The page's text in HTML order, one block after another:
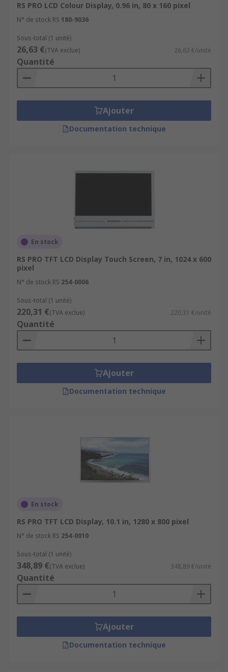
RS PRO LCD Colour Display, 0.96 in, 80 x 160 pixel
N° de stock RS 180-9036
Sous-total (1 unité)
26,63 €(TVA exclue) 26,63 €/unité
Quantité
Ajouter
Documentation technique
En stock
RS PRO TFT LCD Display Touch Screen, 7 in, 1024 x 600
pixel
N° de stock RS 254-0006
Sous-total (1 unité)
220,31 €(TVA exclue) 220,31 €/unité
Quantité
Ajouter
Documentation technique
En stock
RS PRO TFT LCD Display, 10.1 in, 1280 x 800 pixel
N° de stock RS 254-0010
Sous-total (1 unité)
348,89 €(TVA exclue) 348,89 €/unité
Quantité
Ajouter
Documentation technique